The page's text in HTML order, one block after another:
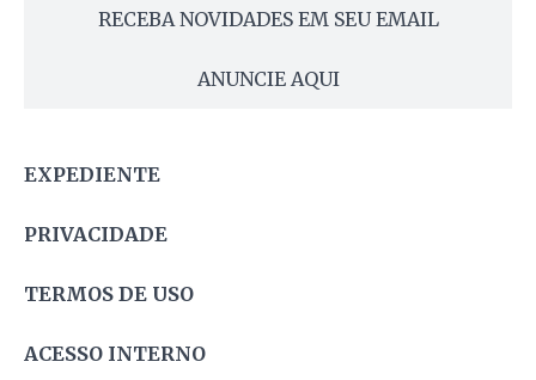
RECEBA NOVIDADES EM SEU EMAIL
ANUNCIE AQUI
EXPEDIENTE
PRIVACIDADE
TERMOS DE USO
ACESSO INTERNO